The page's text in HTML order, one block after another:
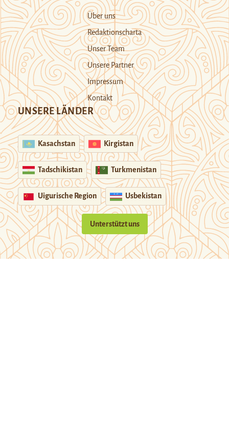
Über uns
Redaktionscharta
Unser Team
Unsere Partner
Impressum
Kontakt
UNSERE LÄNDER
Kasachstan Kirgistan
Tadschikistan Turkmenistan
Uigurische Region Usbekistan
Unterstützt uns